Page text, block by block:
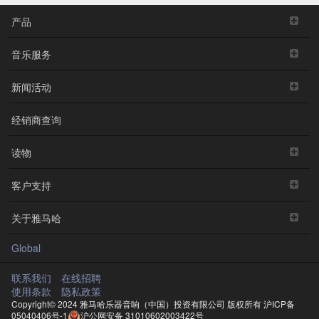
产品
音乐服务
新闻活动
经销商查询
读物
客户支持
关于雅马哈
Global
联系我们
在线招聘
使用条款
隐私政策
Copyright© 2024 雅马哈乐器音响（中国）投资有限公司 版权所有沪ICP备
05040406号-1
沪公网安备 31010602003422号